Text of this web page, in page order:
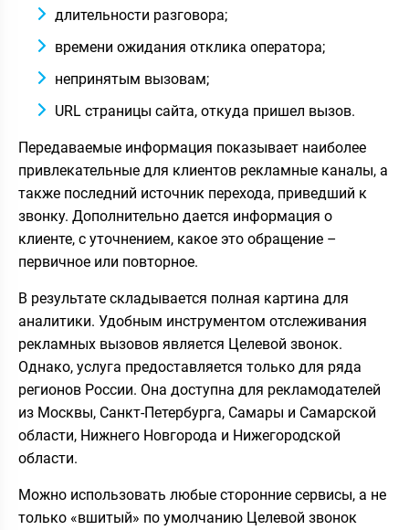
длительности разговора;
времени ожидания отклика оператора;
непринятым вызовам;
URL страницы сайта, откуда пришел вызов.
Передаваемые информация показывает наиболее
привлекательные для клиентов рекламные каналы, а
также последний источник перехода, приведший к
звонку. Дополнительно дается информация о
клиенте, с уточнением, какое это обращение –
первичное или повторное.
В результате складывается полная картина для
аналитики. Удобным инструментом отслеживания
рекламных вызовов является Целевой звонок.
Однако, услуга предоставляется только для ряда
регионов России. Она доступна для рекламодателей
из Москвы, Санкт-Петербурга, Самары и Самарской
области, Нижнего Новгорода и Нижегородской
области.
Можно использовать любые сторонние сервисы, а не
только «вшитый» по умолчанию Целевой звонок